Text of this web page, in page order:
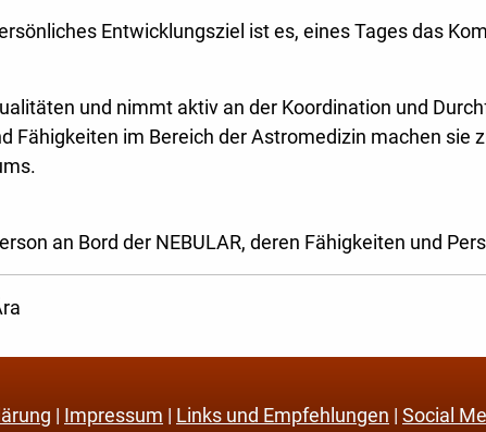
Entwicklungsziel ist es, eines Tages das
und nimmt aktiv an der Koordination und
Fähigkeiten im Bereich der Astromedizin machen
an Bord der NEBULAR, deren Fähigkeiten und
| Impressum | Links und Empfehlungen | Social